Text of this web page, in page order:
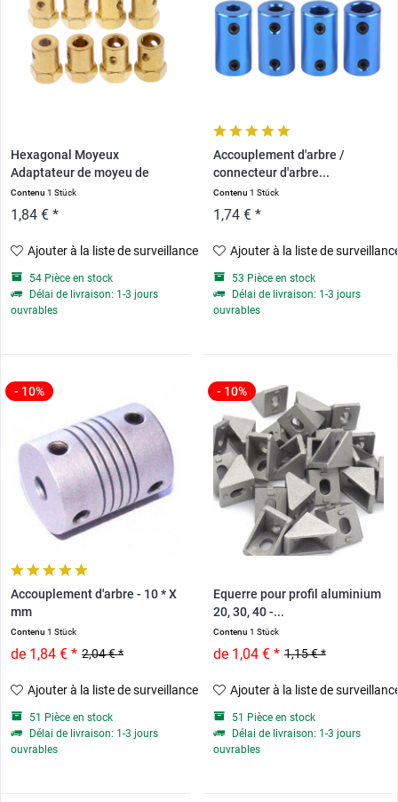
Hexagonal Moyeux
Adaptateur de moyeu de
roue...
Contenu1 Stück
1,84 € *
Ajouter à la liste de surveillance
54 Pièce en stock
Délai de livraison: 1-3 jours
ouvrables
Accouplement d'arbre /
connecteur d'arbre...
Contenu 1 Stück
1,74 € *
Ajouter à la liste de
53 Pièce en stock
Délai de livraison: 1-3 jours
ouvrables
- 10%
Accouplement d'arbre - 10 * X
mm
Contenu1 Stück
2,04 € *
de 1,84 € *
Ajouter à la liste de surveillance
51 Pièce en stock
Délai de livraison: 1-3 jours
ouvrables
- 10%
Equerre pour profil aluminium
20, 30, 40 -...
Contenu 1 Stück
1,15 € *
de 1,04 € *
Ajouter à la liste de
51 Pièce en stock
Délai de livraison: 1-3 jours
ouvrables